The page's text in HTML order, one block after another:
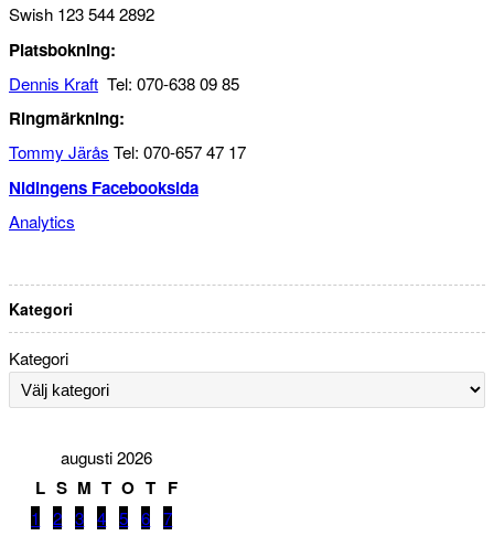
Swish 123 544 2892
Platsbokning:
Dennis Kraft Tel: 070-638 09 85
Ringmärkning:
Tommy Järås Tel: 070-657 47 17
Nidingens Facebooksida
Analytics
Kategori
Kategori
augusti 2026
L S M T O T F
1 2 3 4 5 6 7